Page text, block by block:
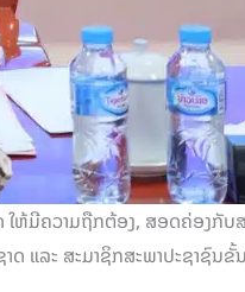
ໃຫ້ມີຄວາມຖືກຕ້ອງ, ສອດຄ່ອງກັ
ແລະ ສະມາຊິກສະພາປະຊາຊົນ